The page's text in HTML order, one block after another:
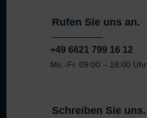
Rufen Sie uns an.
+49 6621 799 16 12
Mo.-Fr. 09:00 – 18:00 Uhr
Schreiben Sie uns.